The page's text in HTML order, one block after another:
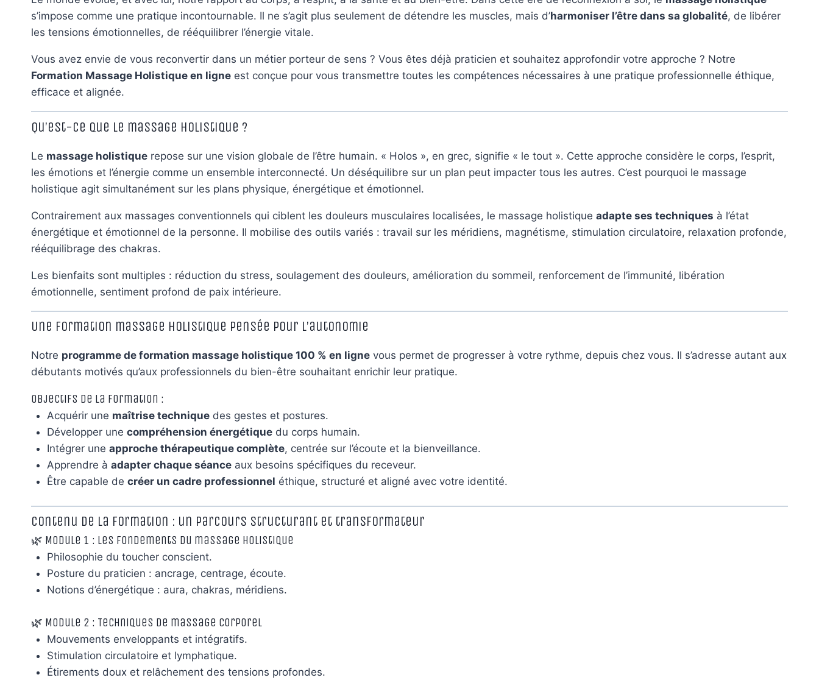
s’impose comme une pratique incontournable. Il ne s’agit plus seulement de détendre les muscles, mais d’harmoniser l’être dans sa globalité, de libérer
les tensions émotionnelles, de rééquilibrer l’énergie vitale.
Vous avez envie de vous reconvertir dans un métier porteur de sens ? Vous êtes déjà praticien et souhaitez approfondir votre approche ? Notre
Formation Massage Holistique en ligne est conçue pour vous transmettre toutes les compétences nécessaires à une pratique professionnelle éthique,
efficace et alignée.
Qu’est-ce que le massage holistique ?
Le massage holistique repose sur une vision globale de l’être humain. « Holos », en grec, signifie « le tout ». Cette approche considère le corps, l’esprit,
les émotions et l’énergie comme un ensemble interconnecté. Un déséquilibre sur un plan peut impacter tous les autres. C’est pourquoi le massage
holistique agit simultanément sur les plans physique, énergétique et émotionnel.
Contrairement aux massages conventionnels qui ciblent les douleurs musculaires localisées, le massage holistique adapte ses techniques à l’état
énergétique et émotionnel de la personne. Il mobilise des outils variés : travail sur les méridiens, magnétisme, stimulation circulatoire, relaxation profonde,
rééquilibrage des chakras.
Les bienfaits sont multiples : réduction du stress, soulagement des douleurs, amélioration du sommeil, renforcement de l’immunité, libération
émotionnelle, sentiment profond de paix intérieure.
Une formation massage holistique pensée pour l’autonomie
Notre programme de formation massage holistique 100 % en ligne vous permet de progresser à votre rythme, depuis chez vous. Il s’adresse autant aux
débutants motivés qu’aux professionnels du bien-être souhaitant enrichir leur pratique.
Objectifs de la formation :
Acquérir une maîtrise techniquedes gestes et postures.
Développer une compréhension énergétiquedu corps humain.
Intégrer une approche thérapeutique complète, centrée sur l’écoute et la bienveillance.
Apprendre à adapter chaque séanceaux besoins spécifiques du receveur.
Être capable de créer un cadre professionnel éthique, structuré et aligné avec votre identité.
Contenu de la formation : un parcours structurant et transformateur
🌿 Module 1 : Les fondements du massage holistique
Philosophie du toucher conscient.
Posture du praticien : ancrage, centrage, écoute.
Notions d’énergétique : aura, chakras, méridiens.
🌿 Module 2 : Techniques de massage corporel
Mouvements enveloppants et intégratifs.
Stimulation circulatoire et lymphatique.
Étirements doux et relâchement des tensions profondes.